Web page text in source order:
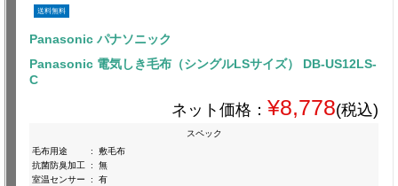
送料無料
Panasonic パナソニック
Panasonic 電気しき毛布（シングルLSサイズ） DB-US12LS-
C
ネット価格： ¥8,778(税込)
スペック
毛布用途
:
敷毛布
抗菌防臭加工
:
無
室温センサー
: 有